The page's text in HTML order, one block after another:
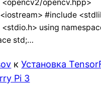
opencv.hpp>
#include
using
std;…
кУстановка
Pi 3